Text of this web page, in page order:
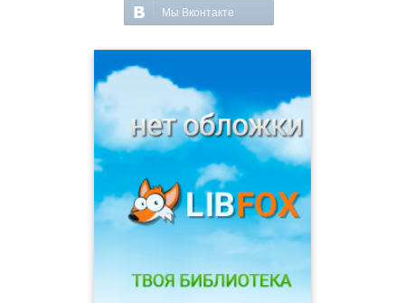
Мы Вконтакте